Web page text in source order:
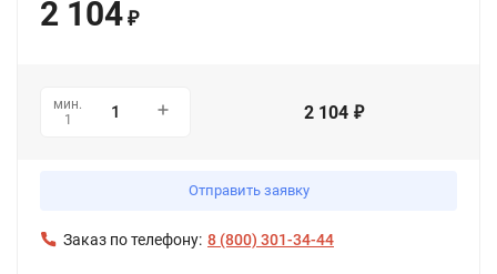
2 104 ₽
мин.
1
2 104 ₽
Отправить заявку
Заказ по телефону: 8 (800) 301-34-44